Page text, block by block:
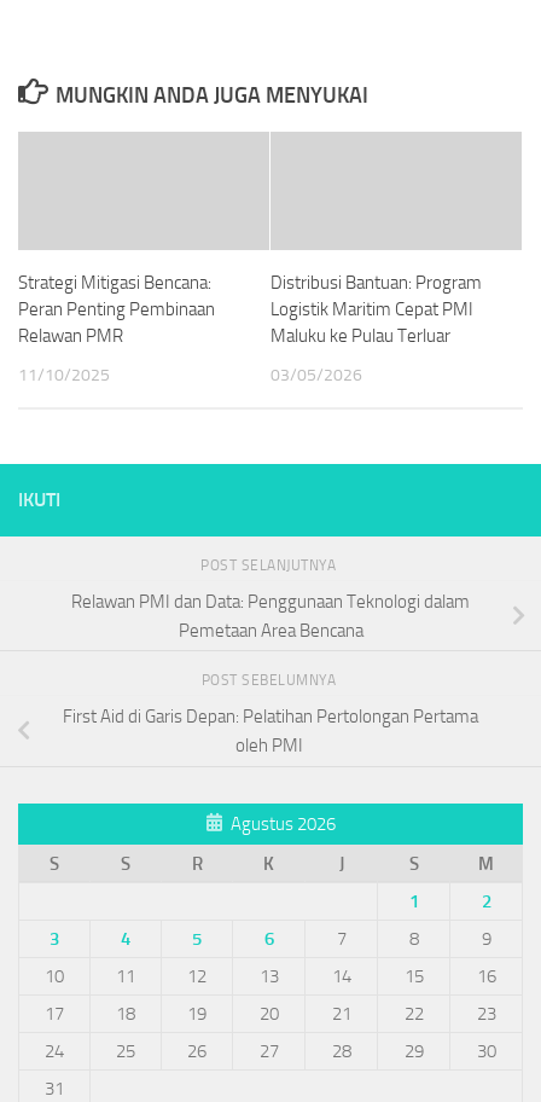
MUNGKIN ANDA JUGA MENYUKAI
Strategi Mitigasi Bencana:
Peran Penting Pembinaan
Relawan PMR
11/10/2025
Distribusi Bantuan: Program
Logistik Maritim Cepat PMI
Maluku ke Pulau Terluar
03/05/2026
IKUTI
POST SELANJUTNYA
Relawan PMI dan Data: Penggunaan Teknologi dalam
Pemetaan Area Bencana
POST SEBELUMNYA
First Aid di Garis Depan: Pelatihan Pertolongan Pertama
oleh PMI
Agustus 2026
S
S R K J S
M
1
2
3
4 5 6 7 8
9
10
11 12 13 14 15
16
17
18 19 20 21 22
23
24
25 26 27 28 29
30
31